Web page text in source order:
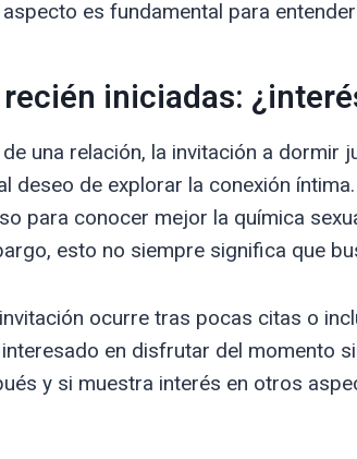
es fundamental para
iniciadas:
una relación, la invitación a dormir
deseo de explorar la conexión
para conocer mejor la química
esto no siempre significa que
ocurre tras pocas citas o
en disfrutar del momento
y si muestra interés en otros